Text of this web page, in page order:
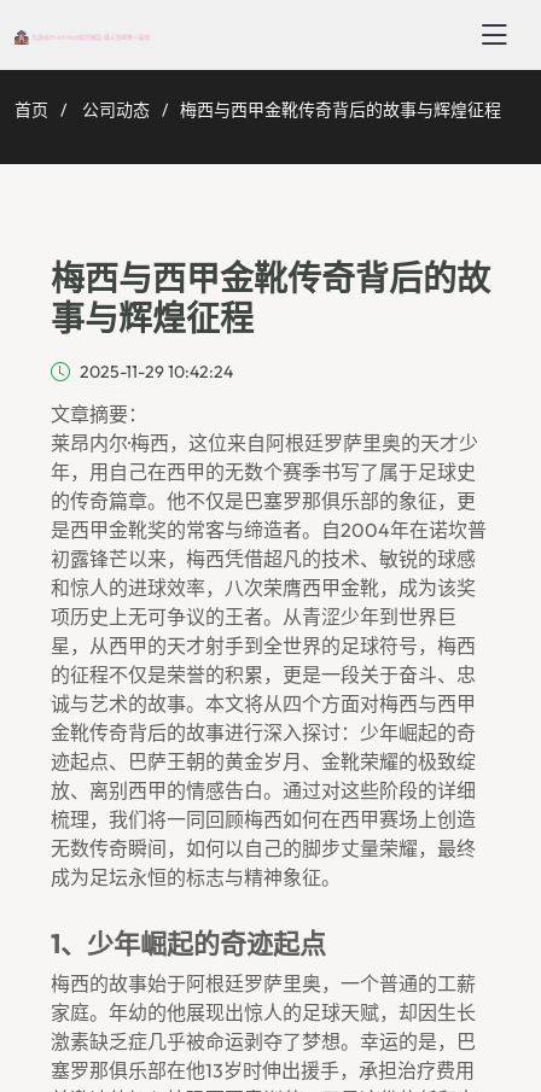
首页 公司动态 梅西与西甲金靴传奇背后的故事与辉煌征程
梅西与西甲金靴传奇背后的故
事与辉煌征程
2025-11-29 10:42:24
文章摘要：
莱昂内尔·梅西，这位来自阿根廷罗萨里奥的天才少
年，用自己在西甲的无数个赛季书写了属于足球史
的传奇篇章。他不仅是巴塞罗那俱乐部的象征，更
是西甲金靴奖的常客与缔造者。自2004年在诺坎普
初露锋芒以来，梅西凭借超凡的技术、敏锐的球感
和惊人的进球效率，八次荣膺西甲金靴，成为该奖
项历史上无可争议的王者。从青涩少年到世界巨
星，从西甲的天才射手到全世界的足球符号，梅西
的征程不仅是荣誉的积累，更是一段关于奋斗、忠
诚与艺术的故事。本文将从四个方面对梅西与西甲
金靴传奇背后的故事进行深入探讨：少年崛起的奇
迹起点、巴萨王朝的黄金岁月、金靴荣耀的极致绽
放、离别西甲的情感告白。通过对这些阶段的详细
梳理，我们将一同回顾梅西如何在西甲赛场上创造
无数传奇瞬间，如何以自己的脚步丈量荣耀，最终
成为足坛永恒的标志与精神象征。
1、少年崛起的奇迹起点
梅西的故事始于阿根廷罗萨里奥，一个普通的工薪
家庭。年幼的他展现出惊人的足球天赋，却因生长
激素缺乏症几乎被命运剥夺了梦想。幸运的是，巴
塞罗那俱乐部在他13岁时伸出援手，承担治疗费用